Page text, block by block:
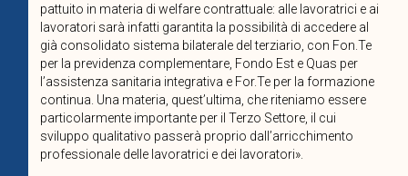
pattuito in materia di welfare contrattuale: alle lavoratrici e ai
lavoratori sarà infatti garantita la possibilità di accedere al
già consolidato sistema bilaterale del terziario, con Fon.Te
per la previdenza complementare, Fondo Est e Quas per
l’assistenza sanitaria integrativa e For.Te per la formazione
continua. Una materia, quest’ultima, che riteniamo essere
particolarmente importante per il Terzo Settore, il cui
sviluppo qualitativo passerà proprio dall’arricchimento
professionale delle lavoratrici e dei lavoratori».